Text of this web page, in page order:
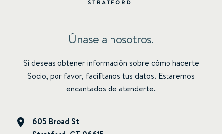
Únase a nosotros.
Si deseas obtener información sobre cómo hacerte
Socio, por favor, facilítanos tus datos. Estaremos
encantados de atenderte.
605 Broad St